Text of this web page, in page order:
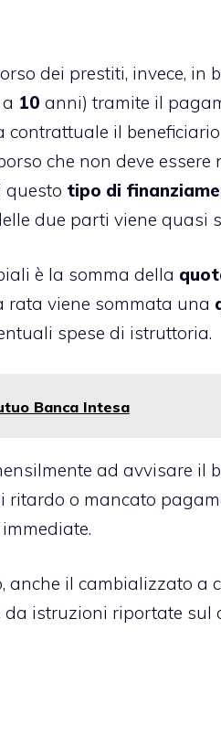
dei prestiti, invece, in
10 anni) tramite il
contrattuale il
che non deve
questo tipo di
due parti viene quasi
è la somma della
rata viene sommata una
spese di istruttoria.
Banca Intesa
ad avvisare il
ritardo o mancato
anche il cambializzato a
da istruzioni riportate